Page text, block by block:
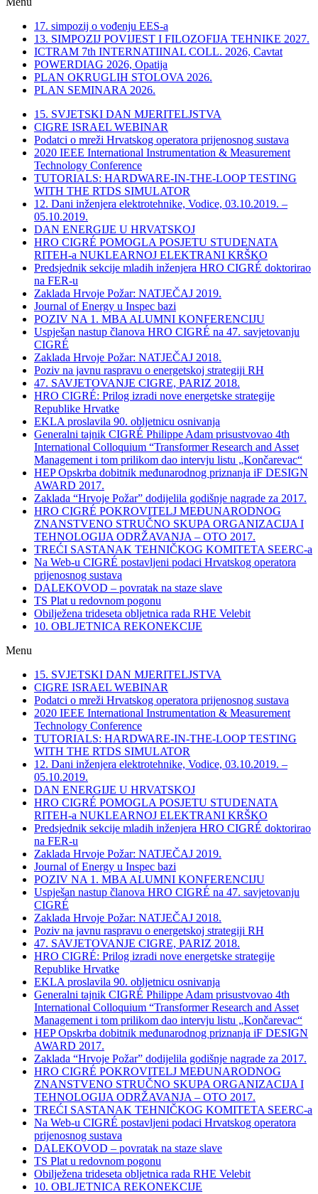
17. simpozij o vođenju EES-a
13. SIMPOZIJ POVIJEST I FILOZOFIJA TEHNIKE 2027.
ICTRAM 7th INTERNATIINAL COLL. 2026, Cavtat
POWERDIAG 2026, Opatija
PLAN OKRUGLIH STOLOVA 2026.
PLAN SEMINARA 2026.
15. SVJETSKI DAN MJERITELJSTVA
CIGRE ISRAEL WEBINAR
Podatci o mreži Hrvatskog operatora prijenosnog sustava
2020 IEEE International Instrumentation & Measurement
Technology Conference
TUTORIALS: HARDWARE-IN-THE-LOOP TESTING
WITH THE RTDS SIMULATOR
12. Dani inženjera elektrotehnike, Vodice, 03.10.2019. –
05.10.2019.
DAN ENERGIJE U HRVATSKOJ
HRO CIGRÉ POMOGLA POSJETU STUDENATA
RITEH-a NUKLEARNOJ ELEKTRANI KRŠKO
Predsjednik sekcije mladih inženjera HRO CIGRÉ doktorirao
na FER-u
Zaklada Hrvoje Požar: NATJEČAJ 2019.
Journal of Energy u Inspec bazi
POZIV NA 1. MBA ALUMNI KONFERENCIJU
Uspješan nastup članova HRO CIGRÉ na 47. savjetovanju
CIGRÉ
Zaklada Hrvoje Požar: NATJEČAJ 2018.
Poziv na javnu raspravu o energetskoj strategiji RH
47. SAVJETOVANJE CIGRE, PARIZ 2018.
HRO CIGRÉ: Prilog izradi nove energetske strategije
Republike Hrvatke
EKLA proslavila 90. obljetnicu osnivanja
Generalni tajnik CIGRÉ Philippe Adam prisustvovao 4th
International Colloquium “Transformer Research and Asset
Management i tom prilikom dao intervju listu „Končarevac“
HEP Opskrba dobitnik međunarodnog priznanja iF DESIGN
AWARD 2017.
Zaklada “Hrvoje Požar” dodijelila godišnje nagrade za 2017.
HRO CIGRÉ POKROVITELJ MEĐUNARODNOG
ZNANSTVENO STRUČNO SKUPA ORGANIZACIJA I
TEHNOLOGIJA ODRŽAVANJA – OTO 2017.
TREĆI SASTANAK TEHNIČKOG KOMITETA SEERC-a
Na Web-u CIGRÉ postavljeni podaci Hrvatskog operatora
prijenosnog sustava
DALEKOVOD – povratak na staze slave
TS Plat u redovnom pogonu
Obilježena trideseta obljetnica rada RHE Velebit
10. OBLJETNICA REKONEKCIJE
Menu
15. SVJETSKI DAN MJERITELJSTVA
CIGRE ISRAEL WEBINAR
Podatci o mreži Hrvatskog operatora prijenosnog sustava
2020 IEEE International Instrumentation & Measurement
Technology Conference
TUTORIALS: HARDWARE-IN-THE-LOOP TESTING
WITH THE RTDS SIMULATOR
12. Dani inženjera elektrotehnike, Vodice, 03.10.2019. –
05.10.2019.
DAN ENERGIJE U HRVATSKOJ
HRO CIGRÉ POMOGLA POSJETU STUDENATA
RITEH-a NUKLEARNOJ ELEKTRANI KRŠKO
Predsjednik sekcije mladih inženjera HRO CIGRÉ doktorirao
na FER-u
Zaklada Hrvoje Požar: NATJEČAJ 2019.
Journal of Energy u Inspec bazi
POZIV NA 1. MBA ALUMNI KONFERENCIJU
Uspješan nastup članova HRO CIGRÉ na 47. savjetovanju
CIGRÉ
Zaklada Hrvoje Požar: NATJEČAJ 2018.
Poziv na javnu raspravu o energetskoj strategiji RH
47. SAVJETOVANJE CIGRE, PARIZ 2018.
HRO CIGRÉ: Prilog izradi nove energetske strategije
Republike Hrvatke
EKLA proslavila 90. obljetnicu osnivanja
Generalni tajnik CIGRÉ Philippe Adam prisustvovao 4th
International Colloquium “Transformer Research and Asset
Management i tom prilikom dao intervju listu „Končarevac“
HEP Opskrba dobitnik međunarodnog priznanja iF DESIGN
AWARD 2017.
Zaklada “Hrvoje Požar” dodijelila godišnje nagrade za 2017.
HRO CIGRÉ POKROVITELJ MEĐUNARODNOG
ZNANSTVENO STRUČNO SKUPA ORGANIZACIJA I
TEHNOLOGIJA ODRŽAVANJA – OTO 2017.
TREĆI SASTANAK TEHNIČKOG KOMITETA SEERC-a
Na Web-u CIGRÉ postavljeni podaci Hrvatskog operatora
prijenosnog sustava
DALEKOVOD – povratak na staze slave
TS Plat u redovnom pogonu
Obilježena trideseta obljetnica rada RHE Velebit
10. OBLJETNICA REKONEKCIJE